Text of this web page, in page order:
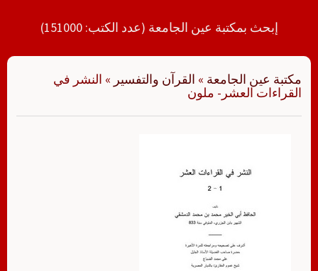
إبحث بمكتبة عين الجامعة (عدد الكتب: 151000)
مكتبة عين الجامعة » القرآن والتفسير » النشر في
القراءات العشر- ملون